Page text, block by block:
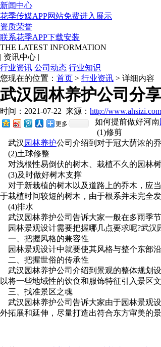
新闻中心
花季传媒APP网站免费进入展示
资质荣誉
联系花季APP下载安装
THE LATEST INFORMATION
| 资讯中心 |
行业资讯 公司动态 行业知识
您现在的位置： 首页 > 行业资讯 > 详细内容
武汉园林养护公司分
时间：2021-07-22 来源： http://
更多 如何提前做好河南
(1)修剪
武汉 园林养护公司介绍到对于冠大荫浓的乔木
(2)土球修整
对浅根性易倒伏的树木、栽植不久的园林树
(3)及时做好树木支撑
对于新栽植的树木以及道路上的乔木，应当
于栽植时间较短的树木，由于根系并未完全
(4)排水
武汉园林养护公司告诉大家一般在多雨季节
园林景观设计需要把握哪几点要求呢?武汉
一、把握风格的兼容性
园林景观设计中就要使其风格与整个东部沿海
二、把握世俗的传承性
武汉园林养护公司介绍到景观的整体规划设计
以将一些地域性的饮食和服饰特征引入景区文化当
三、找准景区之魂
武汉园林养护公司告诉大家由于园林景观设
外拓展和延伸，尽量打造出符合东方审美的景